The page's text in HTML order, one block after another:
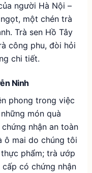
người Hà Nội –
một chén trà
Trà sen Hồ Tây
công phu, đòi hỏi
chi tiết.
Ninh
phong trong việc
món quà
nhận an toàn
ô mai do chúng tôi
phẩm; trà ướp
có chứng nhận